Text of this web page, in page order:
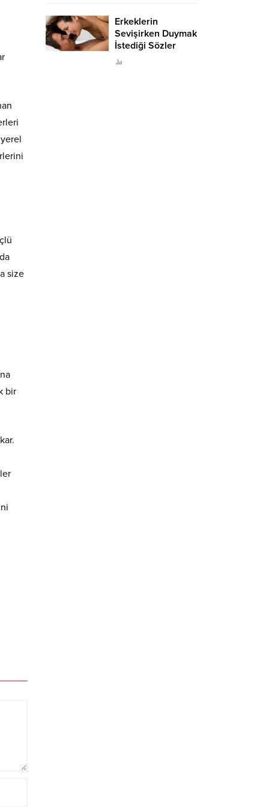
size
bir
Erkeklerin
Sevişirken Duymak
İstediği Sözler
Neler?